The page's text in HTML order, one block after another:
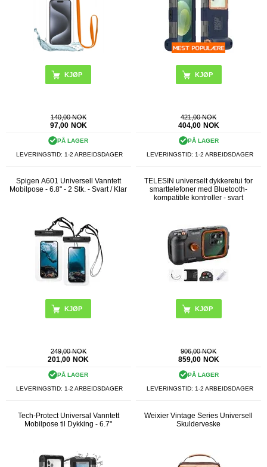
KJØP
140,00 NOK
97,00 NOK
PÅ LAGER
LEVERINGSTID: 1-2 ARBEIDSDAGER
421,00 NOK
404,00 NOK
PÅ LAGER
LEVERINGSTID: 1-2 ARBEIDSDAGER
Spigen A601 Universell Vanntett
Mobilpose - 6.8" - 2 Stk. - Svart / Klar
249,00 NOK
201,00 NOK
PÅ LAGER
LEVERINGSTID: 1-2 ARBEIDSDAGER
TELESIN universelt dykkeretui for
smarttelefoner med Bluetooth-
kompatible kontroller - svart
906,00 NOK
859,00 NOK
PÅ LAGER
LEVERINGSTID: 1-2 ARBEIDSDAGER
Tech-Protect Universal Vanntett
Mobilpose til Dykking - 6.7"
Weixier Vintage Series Universell
Skulderveske